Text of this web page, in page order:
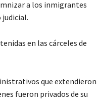
a los inmigrantes
judicial.
en las cárceles de
que extendieron
fueron privados de su